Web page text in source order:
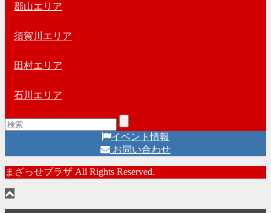
郡山エリア
須賀川エリア
田村エリア
石川エリア
イベント情報
お問い合わせ
まざっせプラザ All Rights Reserved.